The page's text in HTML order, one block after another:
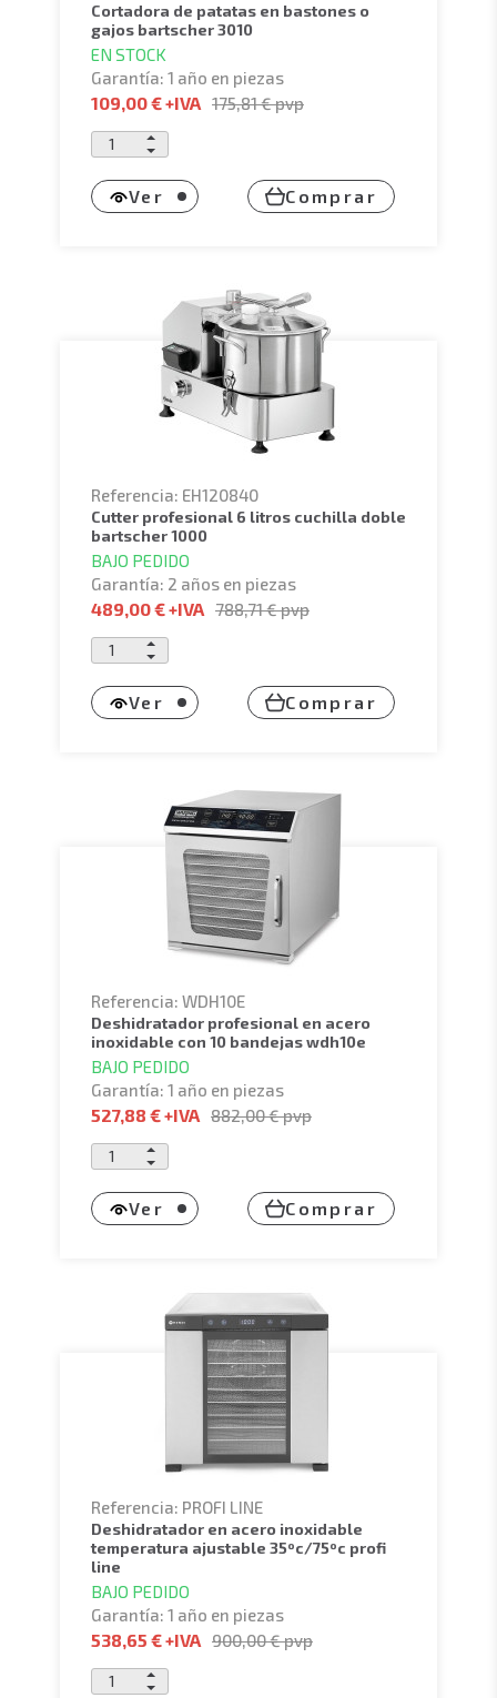
cortadora de patatas en bastones o
gajos bartscher 3010
EN STOCK
Garantía: 1 año en piezas
109,00 €+IVA 175,81 €pvp
Ver Comprar
Referencia: EH120840
cutter profesional 6 litros cuchilla doble
bartscher 1000
BAJO PEDIDO
Garantía: 2 años en piezas
489,00 €+IVA 788,71 €pvp
Ver Comprar
Referencia: WDH10E
deshidratador profesional en acero
inoxidable con 10 bandejas wdh10e
BAJO PEDIDO
Garantía: 1 año en piezas
527,88 €+IVA 882,00 €pvp
Ver Comprar
Referencia: PROFI LINE
deshidratador en acero inoxidable
temperatura ajustable 35ºc/75ºc profi
line
BAJO PEDIDO
Garantía: 1 año en piezas
538,65 €+IVA 900,00 €pvp